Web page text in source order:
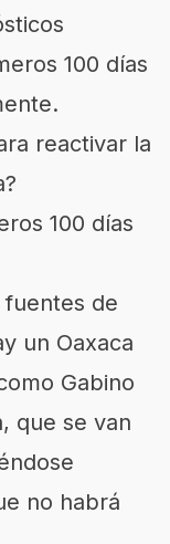
100 días
reactivar la
100 días
fuentes de
un Oaxaca
Gabino
que se van
no habrá